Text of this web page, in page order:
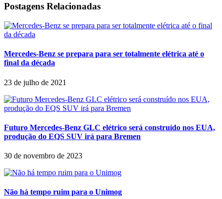
Postagens Relacionadas
Mercedes-Benz se prepara para ser totalmente elétrica até o
final da década
23 de julho de 2021
Futuro Mercedes-Benz GLC elétrico será construído nos EUA,
produção do EQS SUV irá para Bremen
30 de novembro de 2023
Não há tempo ruim para o Unimog